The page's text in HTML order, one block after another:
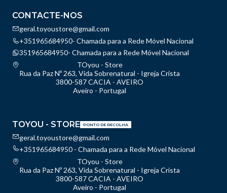
CONTACTE-NOS
geral.toyoustore@gmail.com
+351965684950- Chamada para a Rede Móvel Nacional
351965684950- Chamada para a Rede Móvel Nacional
TOyou - Store
Rua da Paz Nº 263, Vida Sobrenatural - Igreja Crista
3800-587 CACIA - AVEIRO
Aveiro - Portugal
TOYOU - STORE PONTO DE RECOLHA
geral.toyoustore@gmail.com
+351965684950 - Chamada para a Rede Móvel Nacional
TOyou - Store
Rua da Paz Nº 263, Vida Sobrenatural - Igreja Crista
3800-587 CACIA - AVEIRO
Aveiro - Portugal